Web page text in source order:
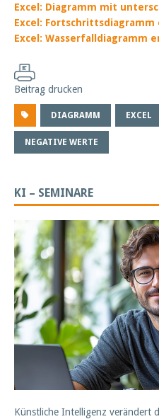
Excel: Diagramm mit
Excel: Fortschrittsdiagramm
Excel: Wasserfalldiagramm
Beitrag drucken
DIAGRAMM EXCEL
NEGATIVE WERTE
KI – SEMINARE
Künstliche Intelligenz verändert